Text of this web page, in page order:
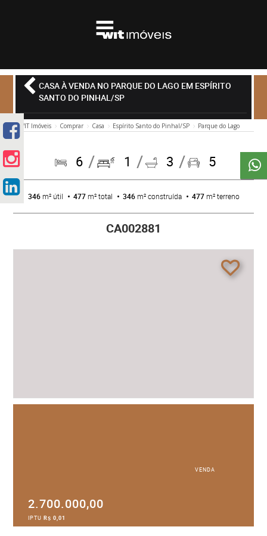
CASA À VENDA NO PARQUE DO LAGO EM ESPÍRITO
SANTO DO PINHAL/SP
WIT Imóveis Comprar Casa Espírito Santo do Pinhal/SP Parque do Lago
6 1 3 5
346m² útil 477m² total 346m² construída 477m² terreno
CA002881
VENDA
2.700.000,00
IPTUR$ 0,01